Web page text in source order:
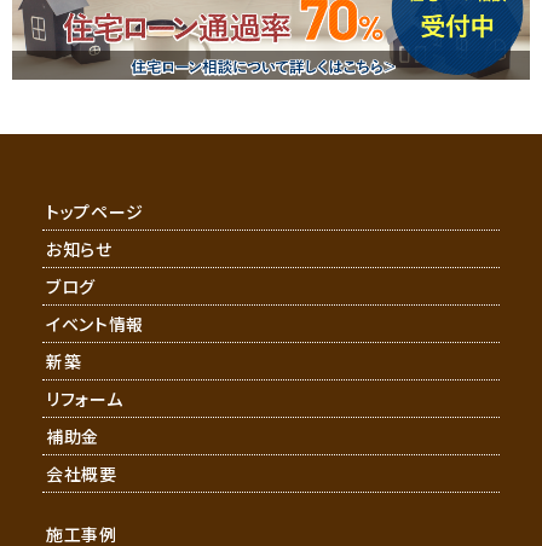
トップページ
お知らせ
ブログ
イベント情報
新築
リフォーム
補助金
会社概要
施工事例